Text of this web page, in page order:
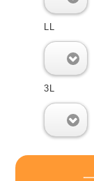
LL
3L